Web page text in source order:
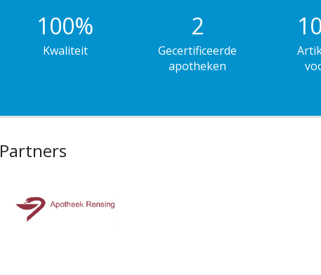
100%
Kwaliteit
2
Gecertificeerde
apotheken
Partners